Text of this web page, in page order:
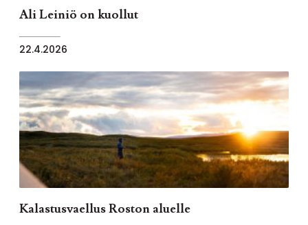
Ali Leiniö on kuollut
22.4.2026
Kalastusvaellus Roston aluelle